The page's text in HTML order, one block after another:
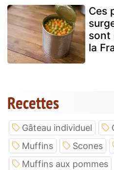
Ces
sont
la
Recettes
Gâteau individuel
Muffins
Scones
Muffins aux pommes